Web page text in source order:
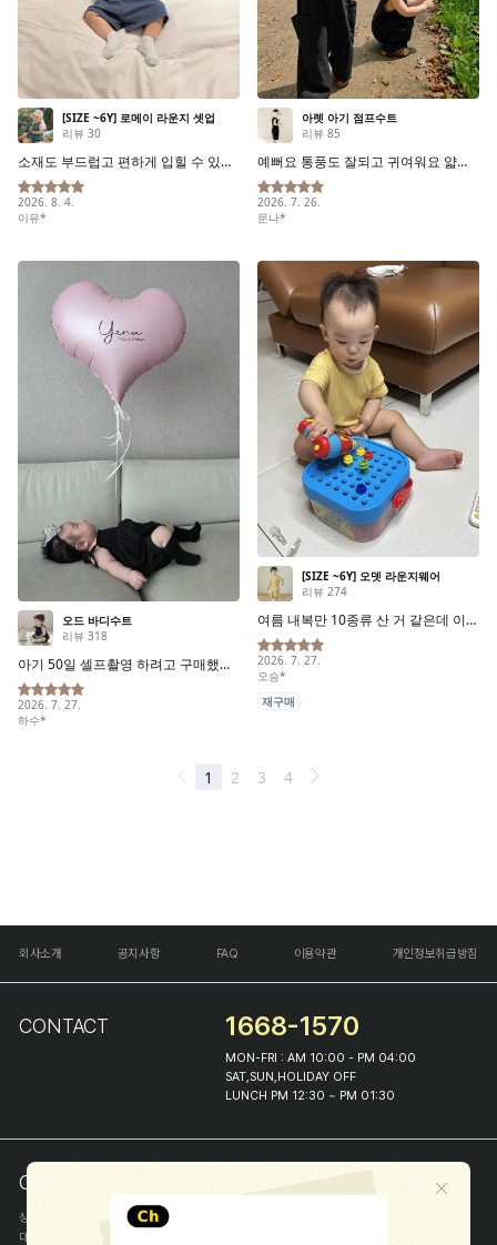
회사소개 공지사항 FAQ 이용약관 개인정보취급방침
CONTACT 1668-1570
MON-FRI : AM 10:00 - PM 04:00
SAT,SUN,HOLIDAY OFF
LUNCH PM 12:30 ~ PM 01:30
COMPANY INFO
상호
(주)해피프린스
대표